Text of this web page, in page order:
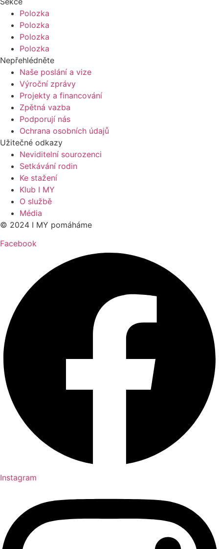
Polozka
Polozka
Polozka
Polozka
Nepřehlédněte
Naše poslání a vize
Výroční zprávy
Projekty a financování
Zpětná vazba
Podporují nás
Ochrana osobních údajů
Užitečné odkazy
Neviditelní sourozenci
Setkávání rodin
Ke stažení
Klub I MY
O službě
Média
© 2024 I MY pomáháme
Facebook
Instagram